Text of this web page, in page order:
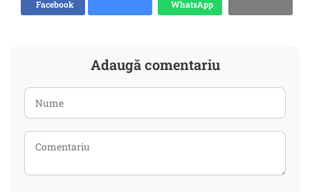
Facebook
WhatsApp
Adaugă comentariu